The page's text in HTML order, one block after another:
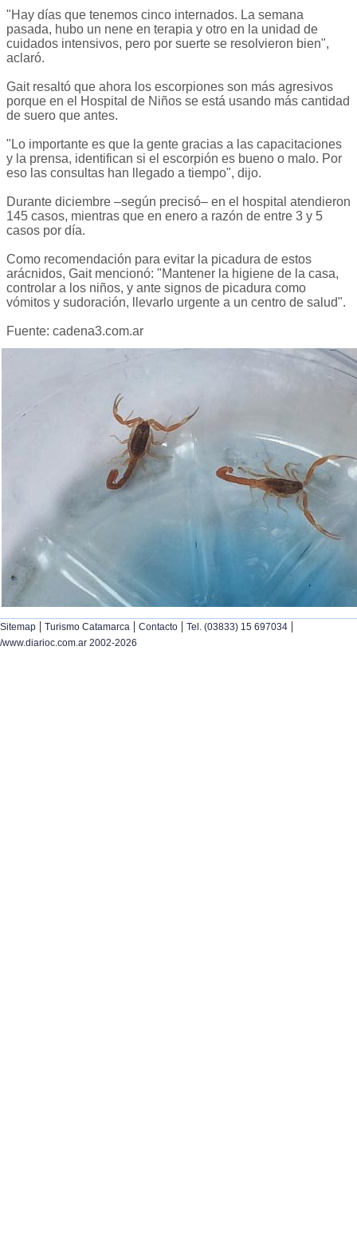
"Hay días que tenemos cinco internados. La semana
pasada, hubo un nene en terapia y otro en la unidad de
cuidados intensivos, pero por suerte se resolvieron bien",
aclaró.
Gait resaltó que ahora los escorpiones son más agresivos
porque en el Hospital de Niños se está usando más cantidad
de suero que antes.
"Lo importante es que la gente gracias a las capacitaciones
y la prensa, identifican si el escorpión es bueno o malo. Por
eso las consultas han llegado a tiempo", dijo.
Durante diciembre –según precisó– en el hospital atendieron
145 casos, mientras que en enero a razón de entre 3 y 5
casos por día.
Como recomendación para evitar la picadura de estos
arácnidos, Gait mencionó: "Mantener la higiene de la casa,
controlar a los niños, y ante signos de picadura como
vómitos y sudoración, llevarlo urgente a un centro de salud".
Fuente: cadena3.com.ar
Sitemap | Turismo Catamarca | Contacto | Tel. (03833) 15 697034 |
/www.diarioc.com.ar 2002-2026